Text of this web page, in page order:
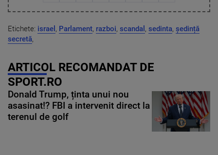
Etichete: israel , Parlament, razboi, scandal , sedinta, ședință
secretă,
ARTICOL RECOMANDAT DE
SPORT.RO
Donald Trump, ținta unui nou
asasinat!? FBI a intervenit direct la
terenul de golf